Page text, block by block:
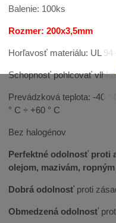
Balenie: 100ks
Rozmer: 200x3,5mm
Horľavosť materiálu: UL 94
Schopnosť pohlcovať
Prevádzková teplota: -40 °
° C ÷ +60 ° C
Bez halogénov
Perfektné odolnosť proti
olejom, mazivám,
Dobrá odolnosť proti
Obmedzená odolnosť